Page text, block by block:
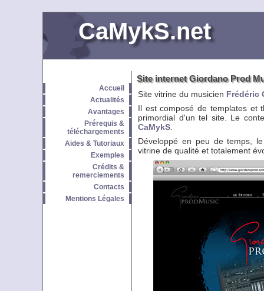
CaMykS.net
Accueil
Actualités
Avantages
Prérequis &
téléchargements
Aides & Tutoriaux
Exemples
Crédits &
remerciements
Contacts
Mentions Légales
Site internet Giordano Prod
Site vitrine du musicien Frédéric
Il est composé de templates et
primordial d'un tel site. Le
CaMykS
Développé en peu de temps,
vitrine de qualité et totalement